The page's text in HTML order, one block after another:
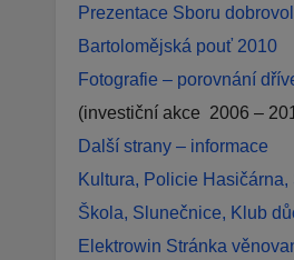
Prezentace Sboru
Bartolomějská pouť 2010
Fotografie – porovnání
(investiční akce 2006 –
Další strany – informace
Kultura, Policie Hasičárna,
Škola, Slunečnice, Klub
Elektrowin Stránka